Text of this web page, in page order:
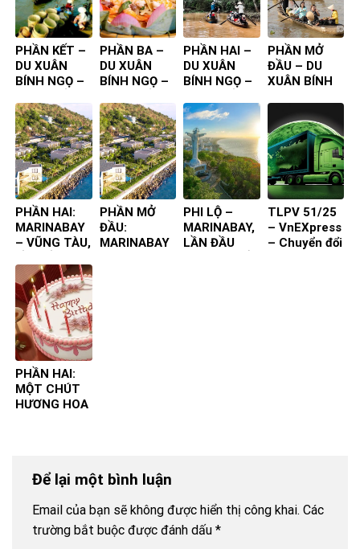
PHẦN KẾT –
DU XUÂN
BÍNH NGỌ –
THÁP
PHẦN BA –
DU XUÂN
BÍNH NGỌ –
THÁP
PHẦN HAI –
DU XUÂN
BÍNH NGỌ –
THÁP
PHẦN MỞ
ĐẦU – DU
XUÂN BÍNH
THÁP
PHẦN HAI:
MARINABAY
– VŨNG TÀU,
TIÊN TA ĐẾN
PHẦN MỞ
ĐẦU:
MARINABAY
PHI LỘ –
MARINABAY,
LẦN ĐẦU
TLPV 51/25
– VnEXpress
– Chuyển đổi
PHẦN HAI:
MỘT CHÚT
HƯƠNG HOA
Để lại một bình luận
Email của bạn sẽ không được hiển thị công khai. Các
trường bắt buộc được đánh dấu *